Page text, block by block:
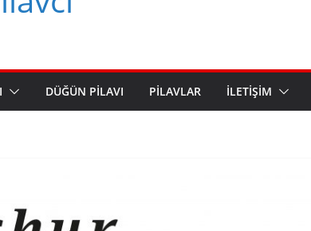
DÜĞÜN PILAVI PILAVLAR İLETIŞIM